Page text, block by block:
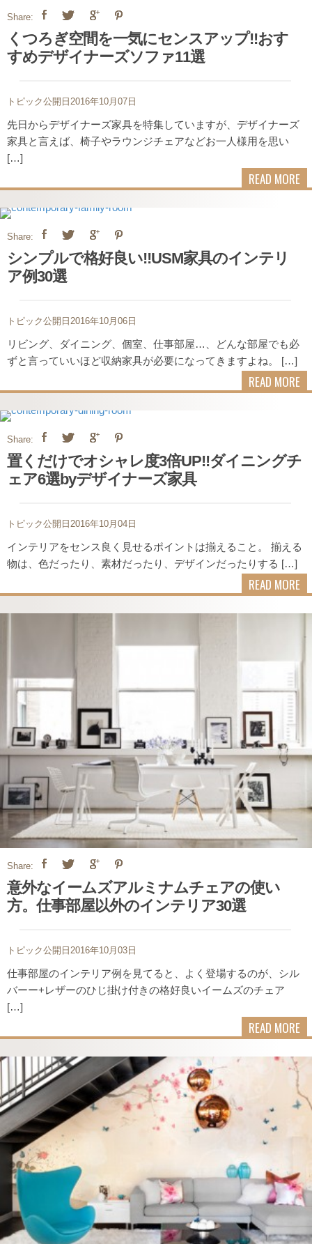
Share:
くつろぎ空間を一気にセンスアップ!!おす
すめデザイナーズソファ11選
トピック公開日2016年10月07日
先日からデザイナーズ家具を特集していますが、デザイナーズ
家具と言えば、椅子やラウンジチェアなどお一人様用を思い
[…]
READ MORE
Share:
シンプルで格好良い!!USM家具のインテリ
ア例30選
トピック公開日2016年10月06日
リビング、ダイニング、個室、仕事部屋…、どんな部屋でも必
ずと言っていいほど収納家具が必要になってきますよね。 […]
READ MORE
Share:
置くだけでオシャレ度3倍UP!!ダイニングチ
ェア6選byデザイナーズ家具
トピック公開日2016年10月04日
インテリアをセンス良く見せるポイントは揃えること。 揃える
物は、色だったり、素材だったり、デザインだったりする […]
READ MORE
Share:
意外なイームズアルミナムチェアの使い
方。仕事部屋以外のインテリア30選
トピック公開日2016年10月03日
仕事部屋のインテリア例を見てると、よく登場するのが、シル
バーー+レザーのひじ掛け付きの格好良いイームズのチェア
[…]
READ MORE